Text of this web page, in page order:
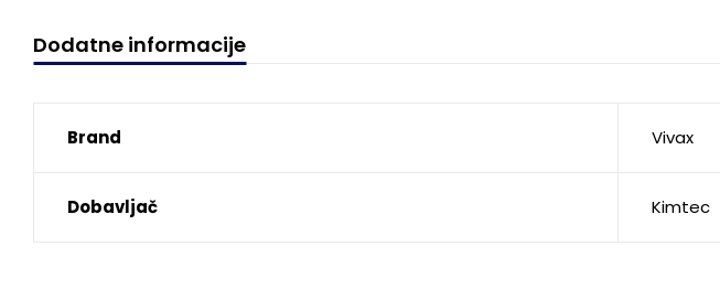
Dodatne informacije
Brand Vivax
Dobavljač Kimtec